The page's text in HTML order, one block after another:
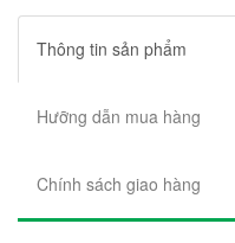
Thông tin sản phẩm
Hưỡng dẫn mua hàng
Chính sách giao hàng